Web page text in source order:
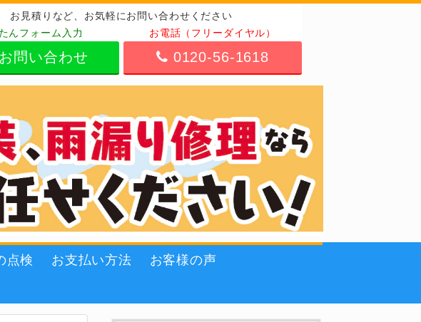
お見積りなど、お気軽にお問い合わせください
んフォーム入力
お問い合わせ
お電話（フリーダイヤル）
0120-56-1618
点検 お支払い方法 お客様の声